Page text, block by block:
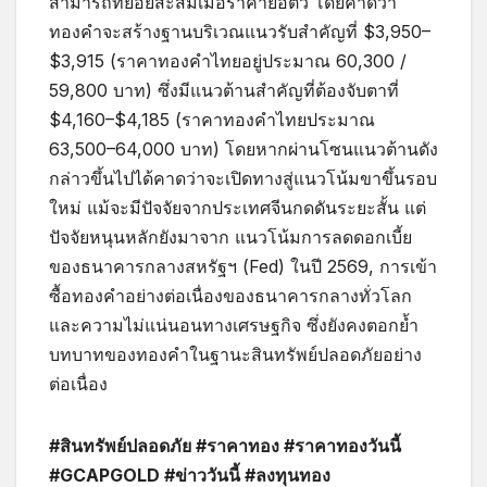
ทองคำจะสร้างฐานบริเวณแนวรับสำคัญที่ $3,950–
$3,915 (ราคาทองคำไทยอยู่ประมาณ 60,300 /
59,800 บาท) ซึ่งมีแนวต้านสำคัญที่ต้องจับตาที่
$4,160–$4,185 (ราคาทองคำไทยประมาณ
63,500–64,000 บาท) โดยหากผ่านโซนแนวต้านดัง
กล่าวขึ้นไปได้คาดว่าจะเปิดทางสู่แนวโน้มขาขึ้นรอบ
ใหม่ แม้จะมีปัจจัยจากประเทศจีนกดดันระยะสั้น แต่
ปัจจัยหนุนหลักยังมาจาก แนวโน้มการลดดอกเบี้ย
ของธนาคารกลางสหรัฐฯ (Fed) ในปี 2569, การเข้า
ซื้อทองคำอย่างต่อเนื่องของธนาคารกลางทั่วโลก
และความไม่แน่นอนทางเศรษฐกิจ ซึ่งยังคงตอกย้ำ
บทบาทของทองคำในฐานะสินทรัพย์ปลอดภัยอย่าง
ต่อเนื่อง
#สินทรัพย์ปลอดภัย #ราคาทอง #ราคาทองวันนี้
#GCAPGOLD #ข่าววันนี้ #ลงทุนทอง